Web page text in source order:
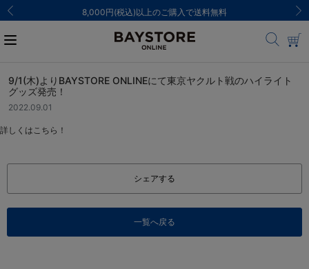
(税込)以上のご購入で送料無料 ご注
9/1(木)よりBAYSTORE ONLINEにて東京ヤクルト戦のハイライト
グッズ発売！
2022.09.01
詳しくはこちら！
シェアする
一覧へ戻る